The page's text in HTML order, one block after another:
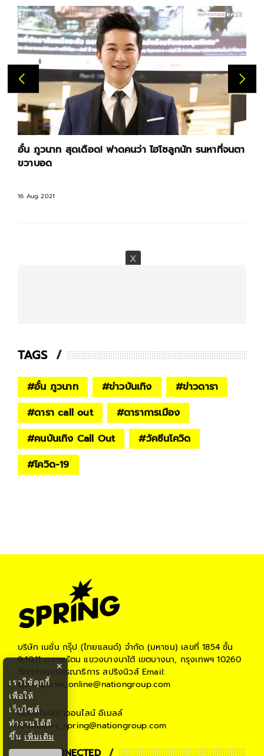
อั๋น ภูวนาท สุดเดือด! ฟาดคนว่า ไฮโซลูกนัท รนหาที่จนตา
ขวาบอด
16 Aug 2021
TAGS
#อั๋น ภูวนาท #ข่าวบันเทิง #ข่าวดารา
#ดารา call out #ดาราการเมือง
#คนบันเทิง Call Out #วัคซีนโควิด
#โควิด-19
บริษัท เนชั่น กรุ๊ป (ไทยแลนด์) จำกัด (มหาชน) เลขที่ 1854 ชั้น
9,10,11 ถ.เทพรัตน แขวงบางนาใต้ เขตบางนา, กรุงเทพฯ 10260
ติดต่อกองบรรณาธิการ สปริงนิวส์Email:
springnews_online@nationgroup.com
ติดต่อโฆษณาออนไลน์ อีเมลล์
teamsales_spring@nationgroup.com
STAY CONNECTED
×
เราใช้คุกกี้
เพื่อให้
เว็บไซต์
ทำงานได้ดี
ขึ้น เพิ่มเติม